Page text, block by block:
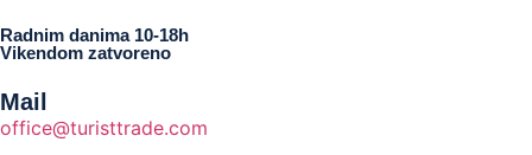
Radnim danima 10-18h
Vikendom zatvoreno
Mail
office@turisttrade.com